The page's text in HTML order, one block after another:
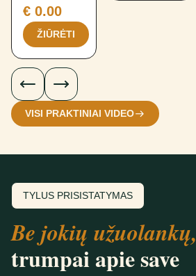
€ 0.00
ŽIŪRĖTI
VISI PRAKTINIAI VIDEO
TYLUS PRISISTATYMAS
Be jokių užuolankų,
trumpai apie save